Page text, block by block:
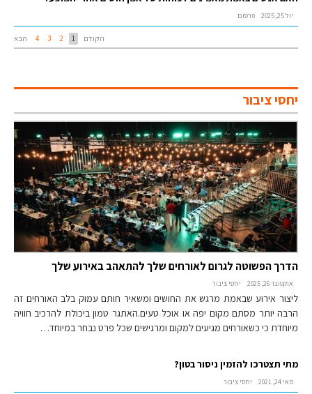
יול 25, 2025 פרסום
הקודם 1
2
3
4 הבא
יחסי ציבור
הדרך הפשוטה לגרום לאורחים שלך להתאהב באירוע שלך
אוקטובר 26, 2025 יחסי ציבור
ליצור אירוע שבאמת מרגש את החושים ומשאיר חותם עמוק בלב האורחים זה
הרבה יותר מסתם מקום יפה או אוכל טעים.האתגר טמון ביכולת להרכיב חוויה
מיוחדת כי כשאורחים מגיעים למקום ומרגישים שכל פרט נבחר במיוחד…
מתי תצטרכו להזמין ניסור בטון?
מאי 24, 2021 יחסי ציבור